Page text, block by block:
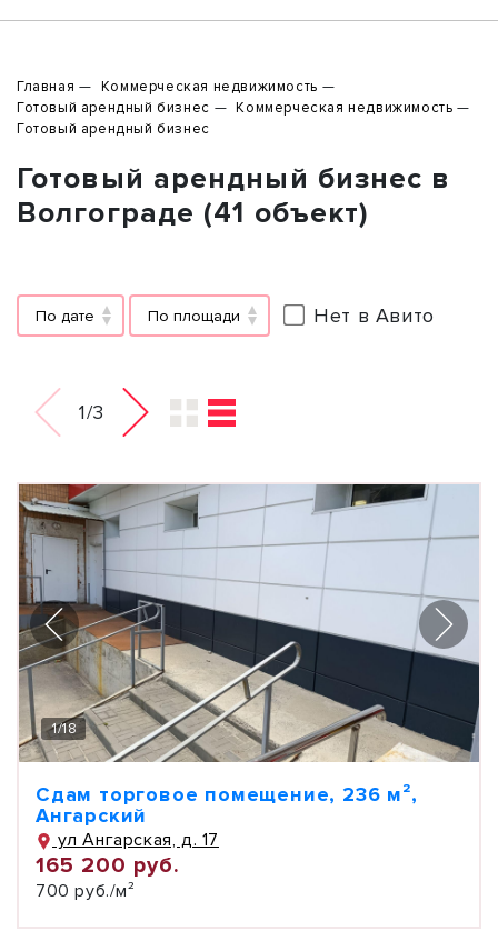
Главная
Коммерческая недвижимость
Готовый арендный бизнес
Коммерческая недвижимость
Готовый арендный бизнес
Готовый арендный бизнес в
Волгограде (41 объект)
По дате По площади Нет в Авито
1/3
1/18
Сдам торговое помещение, 236 м²,
Ангарский
ул Ангарская, д. 17
165 200 руб.
700 руб./м²